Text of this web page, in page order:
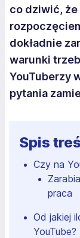
co dziwić, że
dokładnie
warunki
YouTuberzy
pytania
Spis
Czy na
praca
Od jakiej